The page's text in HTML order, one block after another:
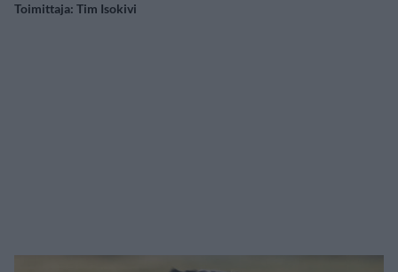
Toimittaja: Tim Isokivi